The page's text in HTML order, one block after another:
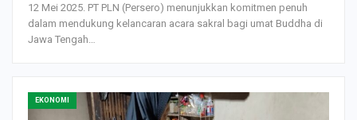
12 Mei 2025. PT PLN (Persero) menunjukkan komitmen penuh
dalam mendukung kelancaran acara sakral bagi umat Buddha di
Jawa Tengah…
EKONOMI